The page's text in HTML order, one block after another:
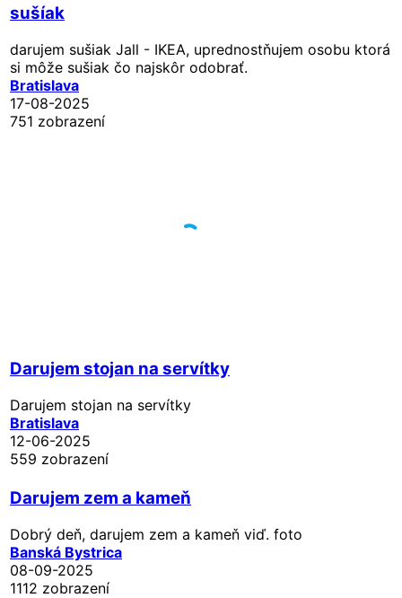
sušíak
darujem sušiak Jall - IKEA, uprednostňujem osobu ktorá
si môže sušiak čo najskôr odobrať.
Bratislava
17-08-2025
751 zobrazení
Darujem stojan na servítky
Darujem stojan na servítky
Bratislava
12-06-2025
559 zobrazení
Darujem zem a kameň
Dobrý deň, darujem zem a kameň viď. foto
Banská Bystrica
08-09-2025
1112 zobrazení